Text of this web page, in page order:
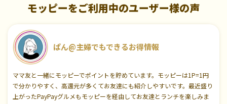
モッピーをご利用中のユーザー様の声
ぱん@主婦でもできるお得情報
ママ友と一緒にモッピーでポイントを貯めています。モッピーは1P=1円
で分かりやすく、高還元が多くてお友達にも紹介しやすいです。最近盛り
上がったPayPayグルメもモッピーを経由してお友達とランチを楽しみま